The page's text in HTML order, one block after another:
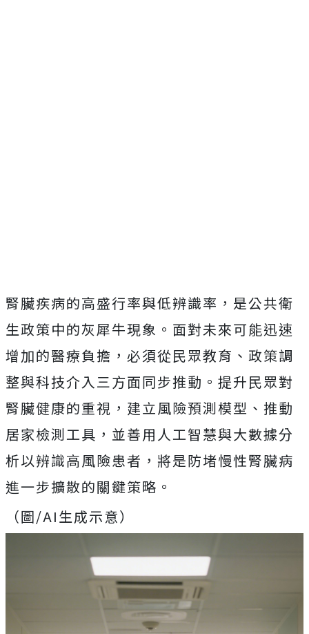
腎臟疾病的高盛行率與低辨識率，是公共衛
生政策中的灰犀牛現象。面對未來可能迅速
增加的醫療負擔，必須從民眾教育、政策調
整與科技介入三方面同步推動。提升民眾對
腎臟健康的重視，建立風險預測模型、推動
居家檢測工具，並善用人工智慧與大數據分
析以辨識高風險患者，將是防堵慢性腎臟病
進一步擴散的關鍵策略。
（圖/AI生成示意）